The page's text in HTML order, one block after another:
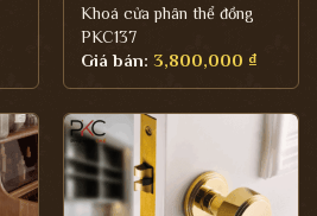
Khoá cửa phân thể đồng
PKC137
Giá bán: 3,800,000 ₫